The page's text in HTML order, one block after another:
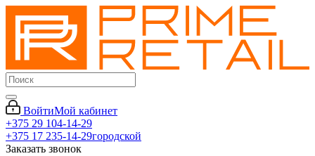
ВойтиМой кабинет
+375 29 104-14-29
+375 17 235-14-29городской
Заказать звонок